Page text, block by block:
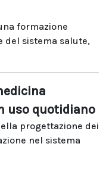
formazione
del sistema salute,
uso quotidiano
progettazione dei
nel sistema